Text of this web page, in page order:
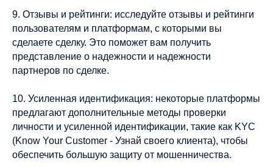
9. Отзывы и рейтинги: исследуйте отзывы и рейтинги
пользователям и платформам, с которыми вы
сделаете сделку. Это поможет вам получить
представление о надежности и надежности
партнеров по сделке.
10. Усиленная идентификация: некоторые платформы
предлагают дополнительные методы проверки
личности и усиленной идентификации, такие как KYC
(Know Your Customer - Узнай своего клиента), чтобы
обеспечить большую защиту от мошенничества.